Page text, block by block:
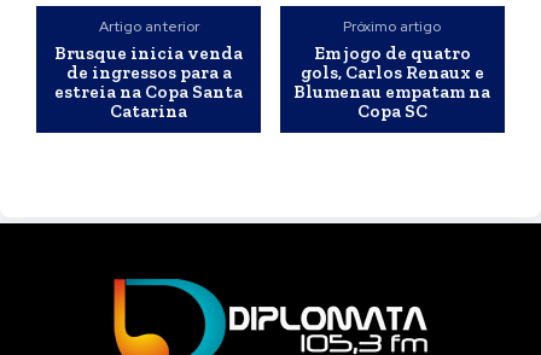
Artigo anterior
Brusque inicia venda
de ingressos para a
estreia na Copa Santa
Catarina
Próximo artigo
Em jogo de quatro
gols, Carlos Renaux e
Blumenau empatam na
Copa SC